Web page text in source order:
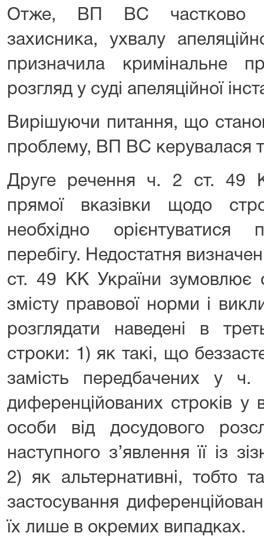
Отже, ВП ВС частково
захисника, ухвалу
призначила кримінальне
розгляд у суді апеляційної
Вирішуючи питання, що
проблему, ВП ВС керувалася
Друге речення ч. 2 ст. 49
прямої вказівки щодо
необхідно орієнтуватися
перебігу. Недостатня
ст. 49 КК України зумовлює
змісту правової норми і
розглядати наведені в
строки: 1) як такі, що
замість передбачених у
диференційованих строків у
особи від досудового
наступного з’явлення її із
2) як альтернативні, тобто
застосування
їх лише в окремих випадках.